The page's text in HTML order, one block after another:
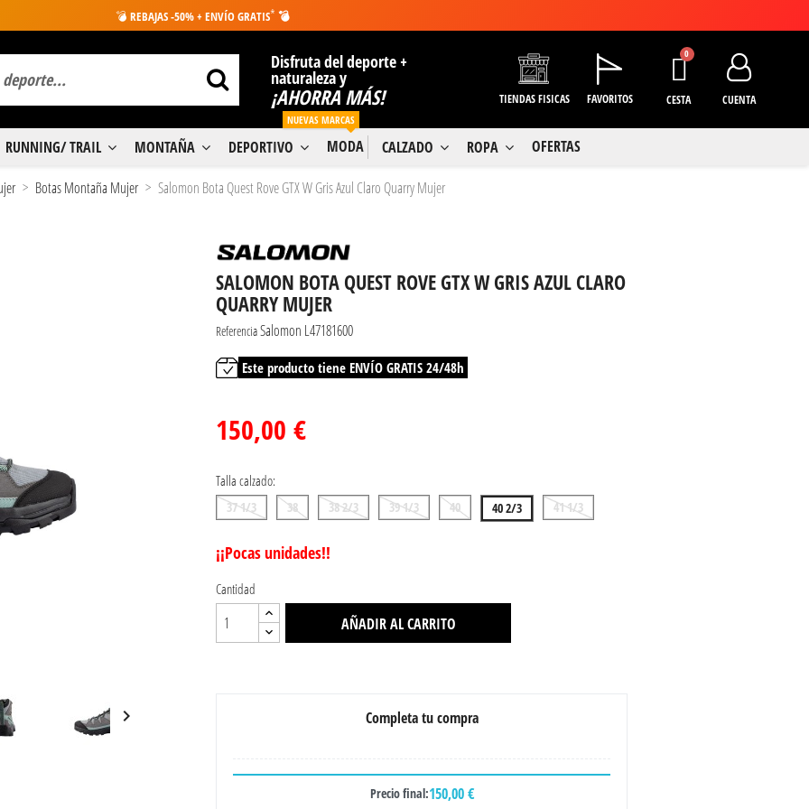
💣 REBAJAS -50% + ENVÍO GRATIS* 💣
Disfruta del deporte +
naturaleza y
¡AHORRA MÁS! TIENDAS FISICAS FAVORITOS CESTA CUENTA
RUNNING/ TRAIL MONTAÑA DEPORTIVO MODA
NUEVAS MARCAS
CALZADO ROPA OFERTAS
Botas Montaña Mujer Salomon Bota Quest Rove GTX W Gris Azul Claro Quarry Mujer

SALOMON BOTA QUEST ROVE GTX W GRIS AZUL CLARO
QUARRY MUJER
ReferenciaSalomon L47181600
Este producto tiene ENVÍO GRATIS 24/48h
150,00 €
Talla calzado:
37 1/3 38 38 2/3 39 1/3 40 40 2/3 41 1/3
¡¡Pocas unidades!!
Cantidad
AÑADIR AL CARRITO
Completa tu compra
Precio final:150,00 €